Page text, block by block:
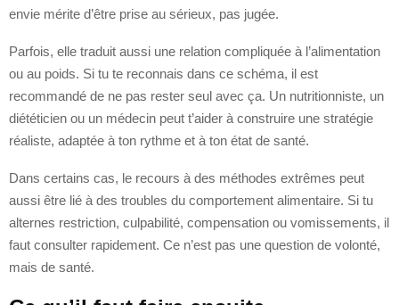
envie mérite d’être prise au sérieux, pas jugée.
Parfois, elle traduit aussi une relation compliquée à l’alimentation
ou au poids. Si tu te reconnais dans ce schéma, il est
recommandé de ne pas rester seul avec ça. Un nutritionniste, un
diététicien ou un médecin peut t’aider à construire une stratégie
réaliste, adaptée à ton rythme et à ton état de santé.
Dans certains cas, le recours à des méthodes extrêmes peut
aussi être lié à des troubles du comportement alimentaire. Si tu
alternes restriction, culpabilité, compensation ou vomissements, il
faut consulter rapidement. Ce n’est pas une question de volonté,
mais de santé.